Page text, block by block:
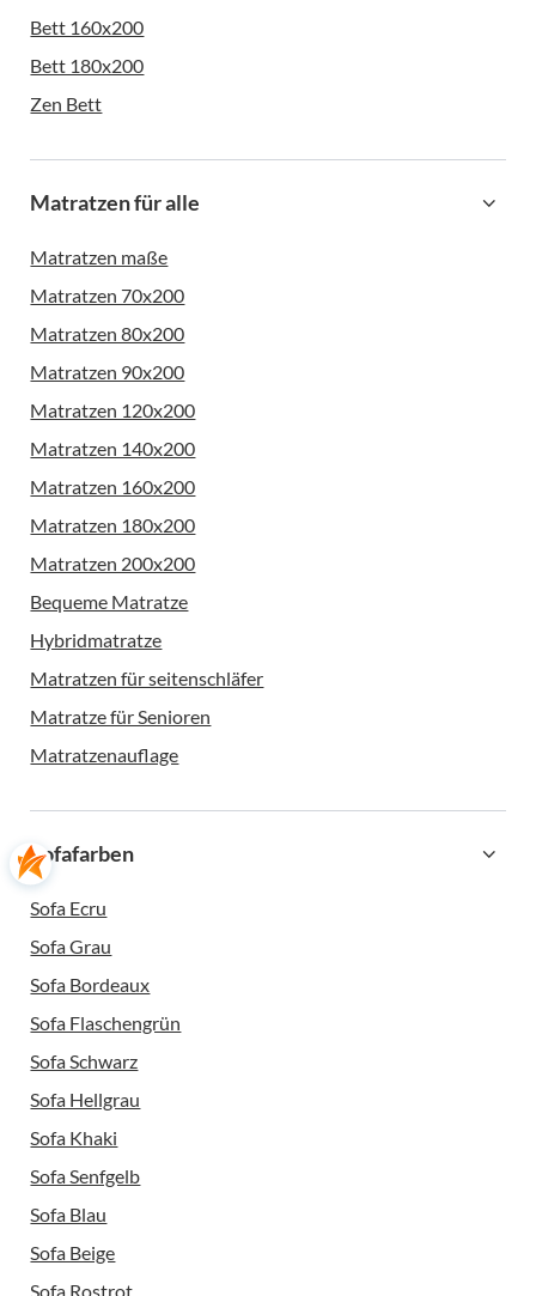
Bett 160x200
Bett 180x200
Zen Bett
Matratzen für alle
Matratzen maße
Matratzen 70x200
Matratzen 80x200
Matratzen 90x200
Matratzen 120x200
Matratzen 140x200
Matratzen 160x200
Matratzen 180x200
Matratzen 200x200
Bequeme Matratze
Hybridmatratze
Matratzen für seitenschläfer
Matratze für Senioren
Matratzenauflage
Sofafarben
Sofa Ecru
Sofa Grau
Sofa Bordeaux
Sofa Flaschengrün
Sofa Schwarz
Sofa Hellgrau
Sofa Khaki
Sofa Senfgelb
Sofa Blau
Sofa Beige
Sofa Rostrot